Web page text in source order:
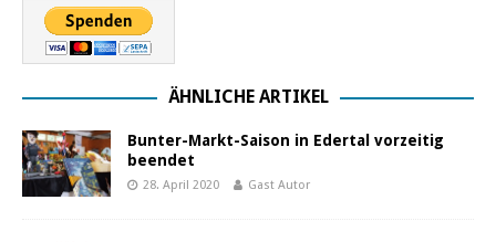
ÄHNLICHE ARTIKEL
Bunter-Markt-Saison in Edertal vorzeitig
beendet
28. April 2020 Gast Autor